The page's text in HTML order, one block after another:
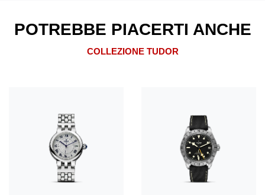
POTREBBE PIACERTI ANCHE
COLLEZIONE TUDOR